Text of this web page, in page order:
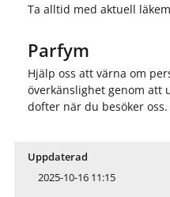
Ta alltid med aktuell
Parfym
Hjälp oss att värna om
överkänslighet genom att
dofter när du besöker oss.
Uppdaterad
2025-10-16 11:15